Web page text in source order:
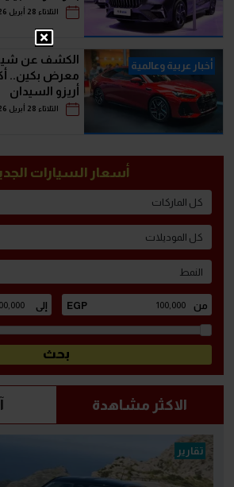
الثلاثاء 28 أبريل 2026
أخبار عربية وعالمية
معرض بكين..
أريزو السيدان
الثلاثاء 28 أبريل 2026
أسعار السيارات
كل الماركات
كل الموديلات
النمط
الاكثر مشاهدة
تقارير